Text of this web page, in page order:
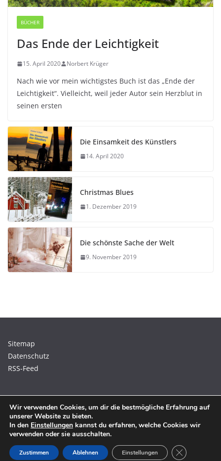
BÜCHER
Das Ende der Leichtigkeit
15. April 2020 Norbert Krüger
Nach wie vor mein wichtigstes Buch ist das „Ende der
Leichtigkeit“. Vielleicht, weil jeder Autor sein Herzblut in
seinen ersten
Die Einsamkeit des Künstlers
14. April 2020
Christmas Blues
1. Dezember 2019
Die schönste Sache der Welt
9. November 2019
Sitemap
Datenschutz
RSS-Feed
Copyright © 2026 Norbert Krüger, freier Autor. Alle Rechte
Theme:ColorMag von ThemeGrill. Präsentiert von WordPress
Wir verwenden Cookies, um dir die bestmögliche Erfahrung auf
unserer Website zu bieten.
In den Einstellungen kannst du erfahren, welche Cookies wir
verwenden oder sie ausschalten.
Zustimmen Ablehnen Einstellungen GDPR